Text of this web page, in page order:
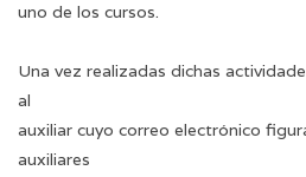
uno de los cursos.
Una vez realizadas dichas
al
auxiliar cuyo correo electrónico
auxiliares